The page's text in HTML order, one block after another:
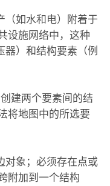
（如水和电）附着于
设施网络中，这种
器）和结构要素（例
创建两个要素间的结
将地图中的所选要
对象；必须存在点或
附加到一个结构